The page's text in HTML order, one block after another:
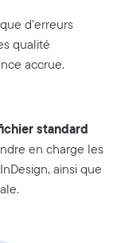
d’erreurs
qualité
accrue.
standard
en charge les
ainsi que